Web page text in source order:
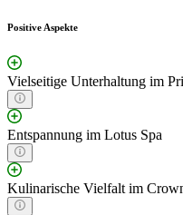
Positive Aspekte
Vielseitige Unterhaltung im
Entspannung im Lotus Spa
Kulinarische Vielfalt im